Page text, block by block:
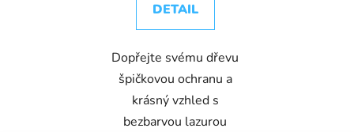
DETAIL
Dopřejte svému dřevu
špičkovou ochranu a
krásný vzhled s
bezbarvou lazurou